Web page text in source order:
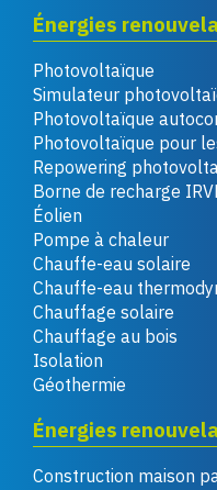
Énergies
Photovoltaïque
Simulateur
Photovoltaïque
Photovoltaïque pour
Repowering
Borne de recharge
Éolien
Pompe à chaleur
Chauffe-eau solaire
Chauffe-eau
Chauffage solaire
Chauffage au bois
Isolation
Géothermie
Énergies
Construction maison